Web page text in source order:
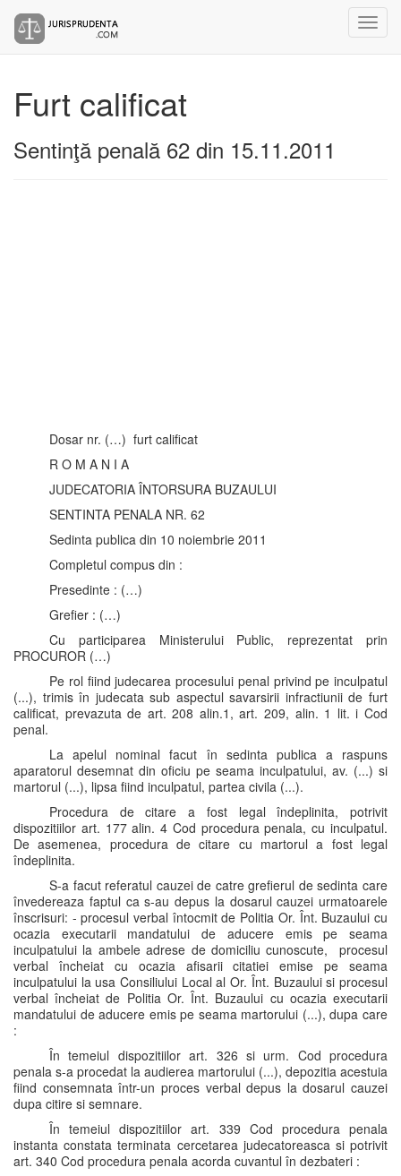
Furt calificat
Sentinţă penală 62 din 15.11.2011
Dosar nr. (…) furt calificat
R O M A N I A
JUDECATORIA ÎNTORSURA BUZAULUI
SENTINTA PENALA NR. 62
Sedinta publica din 10 noiembrie 2011
Completul compus din :
Presedinte : (…)
Grefier : (…)
Cu participarea Ministerului Public, reprezentat prin
PROCUROR (…)
Pe rol fiind judecarea procesului penal privind pe inculpatul
(...), trimis în judecata sub aspectul savarsirii infractiunii de furt
calificat, prevazuta de art. 208 alin.1, art. 209, alin. 1 lit. i Cod
penal.
La apelul nominal facut în sedinta publica a raspuns
aparatorul desemnat din oficiu pe seama inculpatului, av. (...) si
martorul (...), lipsa fiind inculpatul, partea civila (...).
Procedura de citare a fost legal îndeplinita, potrivit
dispozitiilor art. 177 alin. 4 Cod procedura penala, cu inculpatul.
De asemenea, procedura de citare cu martorul a fost legal
îndeplinita.
S-a facut referatul cauzei de catre grefierul de sedinta care
învedereaza faptul ca s-au depus la dosarul cauzei urmatoarele
înscrisuri: - procesul verbal întocmit de Politia Or. Înt. Buzaului cu
ocazia executarii mandatului de aducere emis pe seama
inculpatului la ambele adrese de domiciliu cunoscute, procesul
verbal încheiat cu ocazia afisarii citatiei emise pe seama
inculpatului la usa Consiliului Local al Or. Înt. Buzaului si procesul
verbal încheiat de Politia Or. Înt. Buzaului cu ocazia executarii
mandatului de aducere emis pe seama martorului (...), dupa care
:
În temeiul dispozitiilor art. 326 si urm. Cod procedura
penala s-a procedat la audierea martorului (...), depozitia acestuia
fiind consemnata într-un proces verbal depus la dosarul cauzei
dupa citire si semnare.
În temeiul dispozitiilor art. 339 Cod procedura penala
instanta constata terminata cercetarea judecatoreasca si potrivit
art. 340 Cod procedura penala acorda cuvantul în dezbateri :